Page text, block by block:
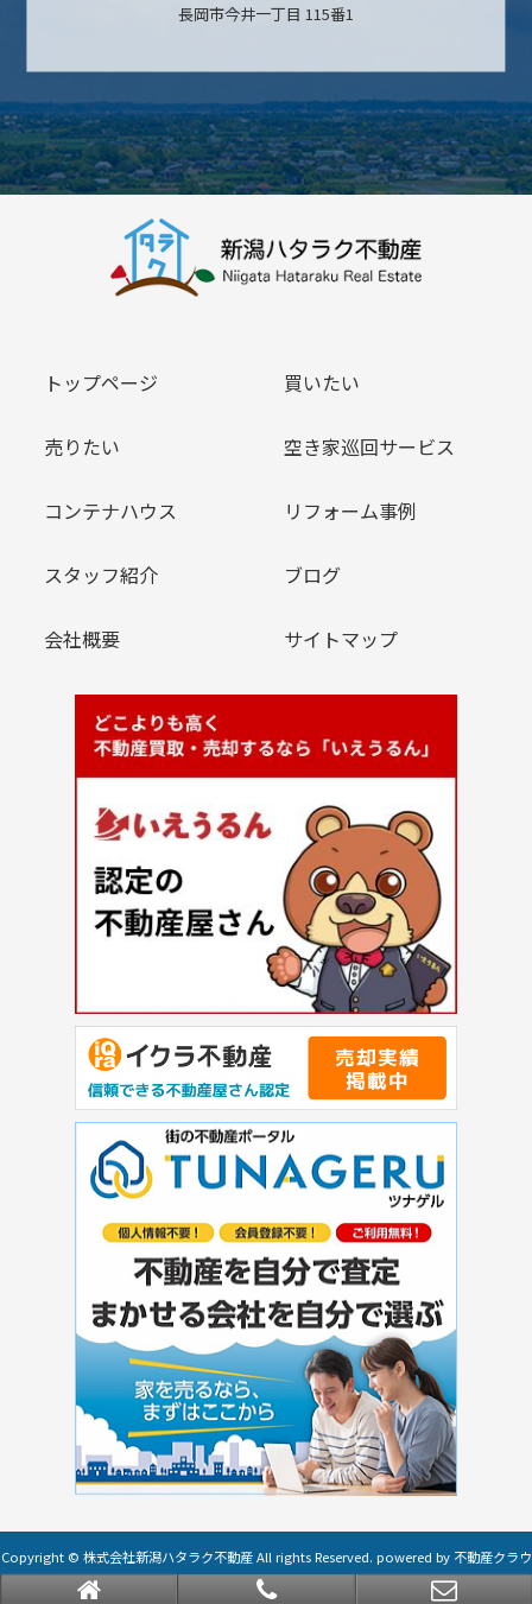
長岡市今井一丁目 115番1
トップページ 買いたい
売りたい 空き家巡回サービス
コンテナハウス リフォーム事例
スタッフ紹介 ブログ
会社概要 サイトマップ
Copyright © 株式会社新潟ハタラク不動産 All rights Reserved. powered by 不動産クラウ
ドオフィス